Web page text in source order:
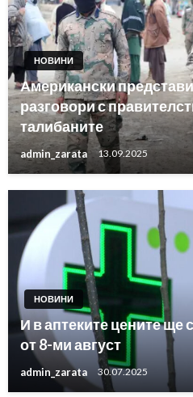
НОВИНИ
Американски
разговори с
талибаните
admin_zarata 13.09.2025
НОВИНИ
И в аптеките цените ще
от 8-ми август
admin_zarata 30.07.2025